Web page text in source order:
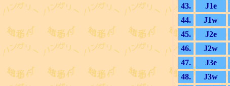
43.
J1e
44.
J1w
45.
J2e
46.
J2w
47.
J3e
48.
J3w